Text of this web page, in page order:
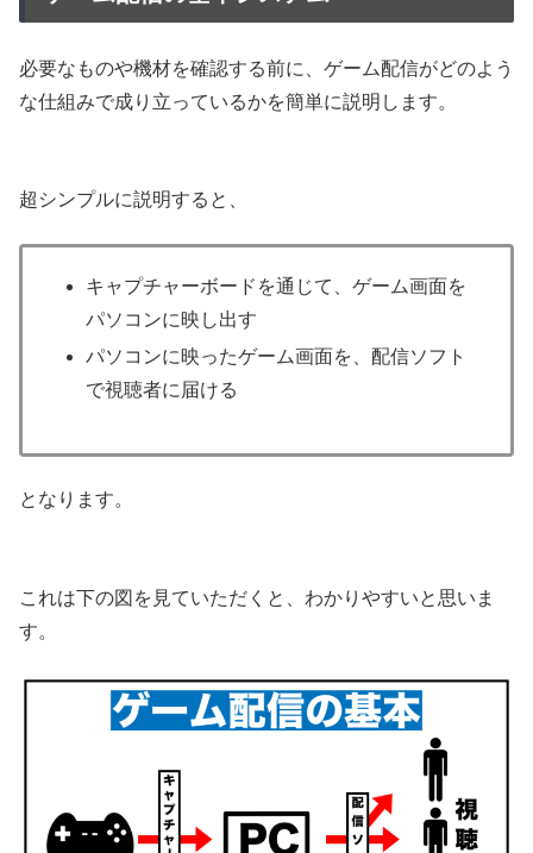
必要なものや機材を確認する前に、ゲーム配信がどのよう
な仕組みで成り立っているかを簡単に説明します。
超シンプルに説明すると、
キャプチャーボードを通じて、ゲーム画面を
パソコンに映し出す
パソコンに映ったゲーム画面を、配信ソフト
で視聴者に届ける
となります。
これは下の図を見ていただくと、わかりやすいと思いま
す。